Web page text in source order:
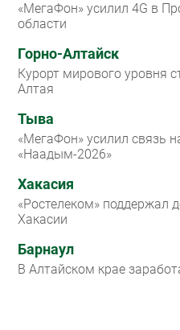
«МегаФон» усилил 4G в
области
Горно-Алтайск
Курорт мирового уровня
Алтая
Тыва
«МегаФон» усилил связь
«Наадым-2026»
Хакасия
«Ростелеком» поддержал
Хакасии
Барнаул
В Алтайском крае